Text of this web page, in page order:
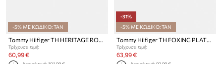
-5% ΜΕ ΚΩΔΙΚΟ: TAN
Tommy Hilfiger TH HERITAGE ROPE SNEAKER πάνινα sneakers Γυναικεία
Τρέχουσα τιμή:
60,99 €
-31%
-5% ΜΕ ΚΩΔΙΚΟ: TAN
Tommy Hilfiger TH FOXING PLATFORM ROPE πάνινα sneakers Γυναικεία
Τρέχουσα τιμή:
63,99 €